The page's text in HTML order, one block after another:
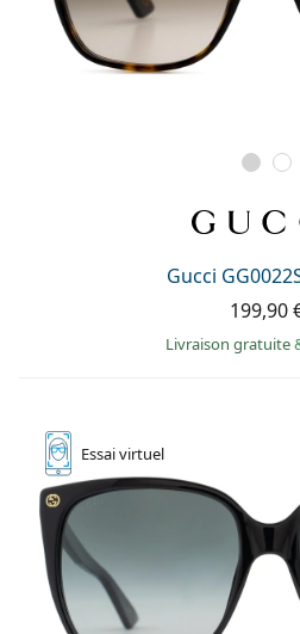
Gucci
199,90
Livraison gratuite
Essaivirtuel